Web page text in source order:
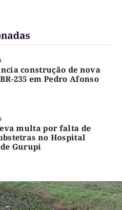
construção de nova
235 em Pedro Afonso
multa por falta de
no Hospital
Gurupi